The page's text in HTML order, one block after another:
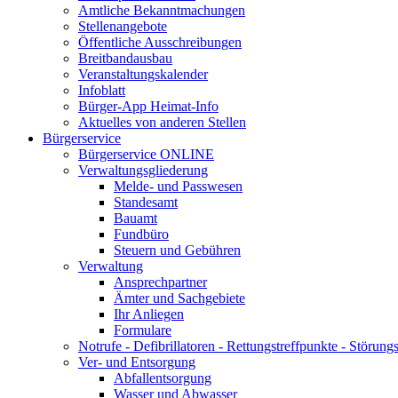
Amtliche Bekanntmachungen
Stellenangebote
Öffentliche Ausschreibungen
Breitbandausbau
Veranstaltungskalender
Infoblatt
Bürger-App Heimat-Info
Aktuelles von anderen Stellen
Bürgerservice
Bürgerservice ONLINE
Verwaltungsgliederung
Melde- und Passwesen
Standesamt
Bauamt
Fundbüro
Steuern und Gebühren
Verwaltung
Ansprechpartner
Ämter und Sachgebiete
Ihr Anliegen
Formulare
Notrufe - Defibrillatoren - Rettungstreffpunkte -
Ver- und Entsorgung
Abfallentsorgung
Wasser und Abwasser